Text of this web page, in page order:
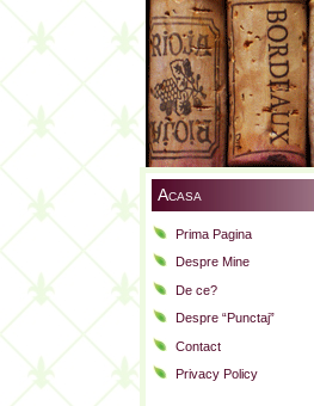
Acasa
Prima Pagina
Despre Mine
De ce?
Despre “Punctaj”
Contact
Privacy Policy